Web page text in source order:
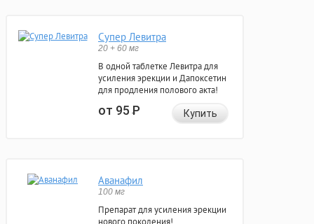
Супер Левитра
20 + 60 мг
В одной таблетке Левитра для
усиления эрекции и Дапоксетин
для продления полового акта!
от 95Р Купить
Аванафил
100 мг
Препарат для усиления эрекции